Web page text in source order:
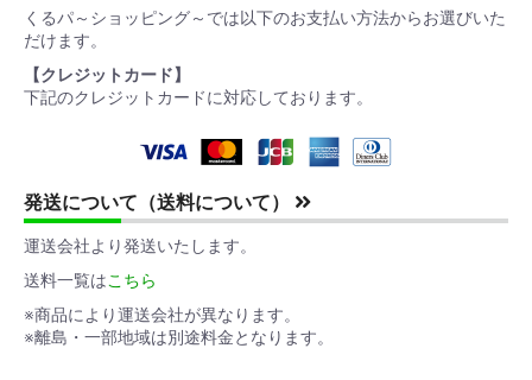
くるパ～ショッピング～では以下のお支払い方法からお選びいた
だけます。
【クレジットカード】
下記のクレジットカードに対応しております。
発送について（送料について）
運送会社より発送いたします。
送料一覧はこちら
※商品により運送会社が異なります。
※離島・一部地域は別途料金となります。